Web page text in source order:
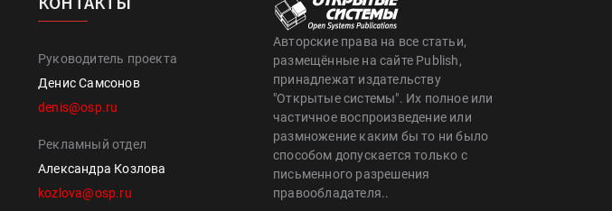
Руководитель проекта
Денис Самсонов
denis@osp.ru
Рекламный отдел
Александра Козлова
kozlova@osp.ru
Авторские права на все статьи,
размещённые на сайте Publish,
принадлежат издательству
"Открытые системы". Их полное или
частичное воспроизведение или
размножение каким бы то ни было
способом допускается только с
письменного разрешения
правообладателя..